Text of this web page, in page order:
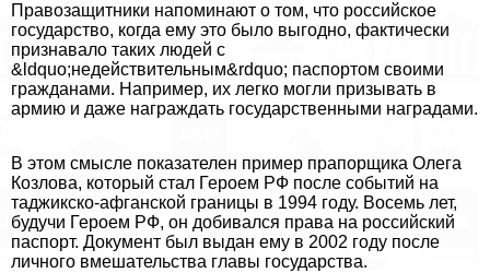
Правозащитники напоминают о том, что российское
государство, когда ему это было выгодно, фактически
признавало таких людей с
&ldquo;недействительным&rdquo; паспортом своими
гражданами. Например, их легко могли призывать в
армию и даже награждать государственными наградами.
В этом смысле показателен пример прапорщика Олега
Козлова, который стал Героем РФ после событий на
таджикско-афганской границы в 1994 году. Восемь лет,
будучи Героем РФ, он добивался права на российский
паспорт. Документ был выдан ему в 2002 году после
личного вмешательства главы государства.